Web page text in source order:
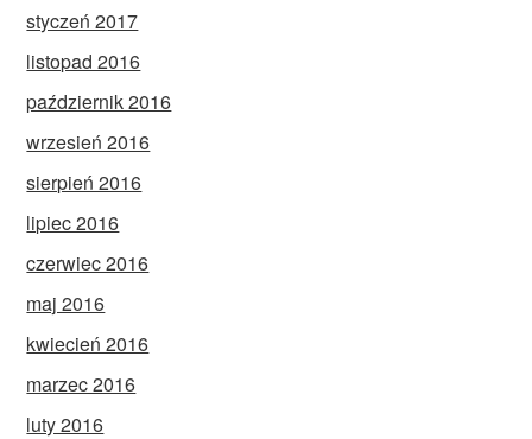
styczeń 2017
listopad 2016
październik 2016
wrzesień 2016
sierpień 2016
lipiec 2016
czerwiec 2016
maj 2016
kwiecień 2016
marzec 2016
luty 2016